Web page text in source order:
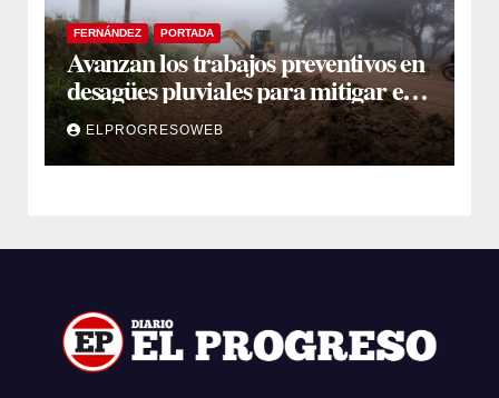
FERNÁNDEZ PORTADA
Avanzan los trabajos preventivos en
desagües pluviales para mitigar el
impacto de la temporada de lluvias
ELPROGRESOWEB